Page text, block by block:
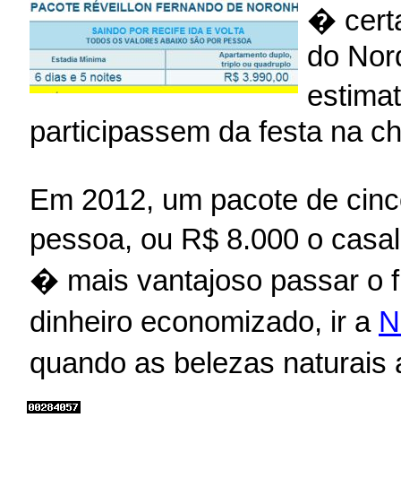
�
do
participassem da festa na
Em 2012, um pacote de
pessoa, ou R$ 8.000 o
� mais vantajoso passar o
dinheiro economizado, ir a
quando as belezas